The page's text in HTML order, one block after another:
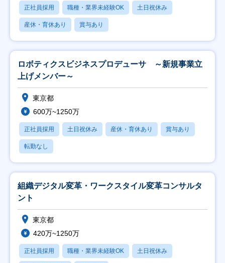
正社員採用 職種・業界未経験OK 土日祝休み
産休・育休あり 賞与あり
ロボティクスビジネスプロデューサ ～新規事業立
上げメンバー～
東京都
600万~1250万
正社員採用 土日祝休み 産休・育休あり 賞与あり
転勤なし
組織デジタル変革・ワークスタイル変革コンサルタ
ント
東京都
420万~1250万
正社員採用 職種・業界未経験OK 土日祝休み